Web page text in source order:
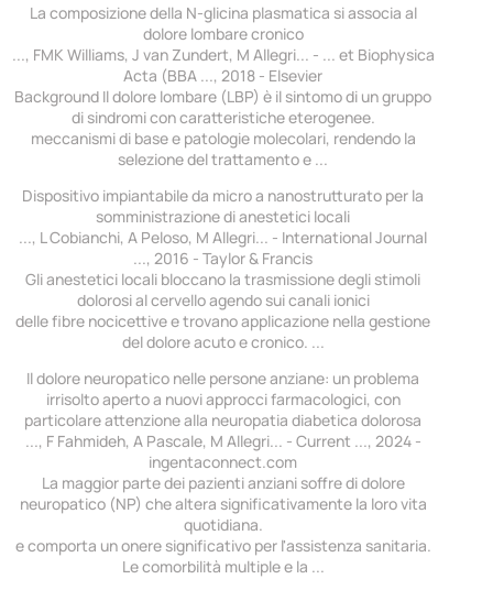
La composizione della N-glicina plasmatica si associa al
dolore lombare cronico
..., FMK Williams, J van Zundert, M Allegri... - ... et Biophysica
Acta (BBA ..., 2018 - Elsevier
Background Il dolore lombare (LBP) è il sintomo di un gruppo
di sindromi con caratteristiche eterogenee.
meccanismi di base e patologie molecolari, rendendo la
selezione del trattamento e ...
Dispositivo impiantabile da micro a nanostrutturato per la
somministrazione di anestetici locali
..., L Cobianchi, A Peloso, M Allegri... - International Journal
..., 2016 - Taylor & Francis
Gli anestetici locali bloccano la trasmissione degli stimoli
dolorosi al cervello agendo sui canali ionici
delle fibre nocicettive e trovano applicazione nella gestione
del dolore acuto e cronico. ...
Il dolore neuropatico nelle persone anziane: un problema
irrisolto aperto a nuovi approcci farmacologici, con
particolare attenzione alla neuropatia diabetica dolorosa
..., F Fahmideh, A Pascale, M Allegri... - Current ..., 2024 -
ingentaconnect.com
La maggior parte dei pazienti anziani soffre di dolore
neuropatico (NP) che altera significativamente la loro vita
quotidiana.
e comporta un onere significativo per l'assistenza sanitaria.
Le comorbilità multiple e la ...